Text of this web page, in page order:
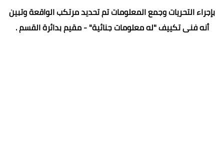
بإجراء التحريات وجمع المعلومات تم تحديد مرتكب الواقعة وتبين
أنه فنى تكييف "له معلومات جنائية" - مقيم بدائرة القسم .